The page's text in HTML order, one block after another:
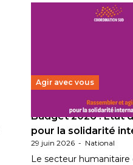
Agir avec vous
Budget 2026 : État
pour la solidarité
29 juin 2026 - National
Le secteur humanitaire